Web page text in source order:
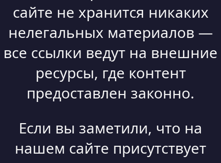
сайте не хранится никаких
нелегальных материалов —
все ссылки ведут на внешние
ресурсы, где контент
предоставлен законно.
Если вы заметили, что на
нашем сайте присутствует